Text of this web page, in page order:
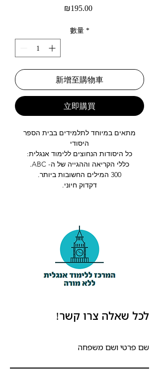
₪195.00價
數量 *
新增至購物車
立即購買
מתאים במיוחד לתלמידים בבית הספר
היסודי
כל היסודות הנחוצים ללימוד אנגלית:
כללי הקריאה וההגייה של ה- ABC.
300 המילים החשובות ביותר.
דקדוק חיוני.
לכל שאלה צרו קשר!
שם פרטי ושם משפחה